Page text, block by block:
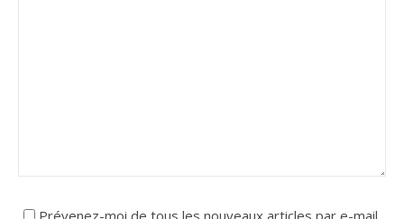
Prévenez-moi de tous les nouveaux articles par e-mail.